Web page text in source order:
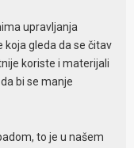
upravljanja
gleda da se čitav
koriste i materijali
bi se manje
to je u našem